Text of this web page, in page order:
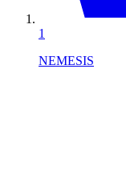
1
NEMESIS